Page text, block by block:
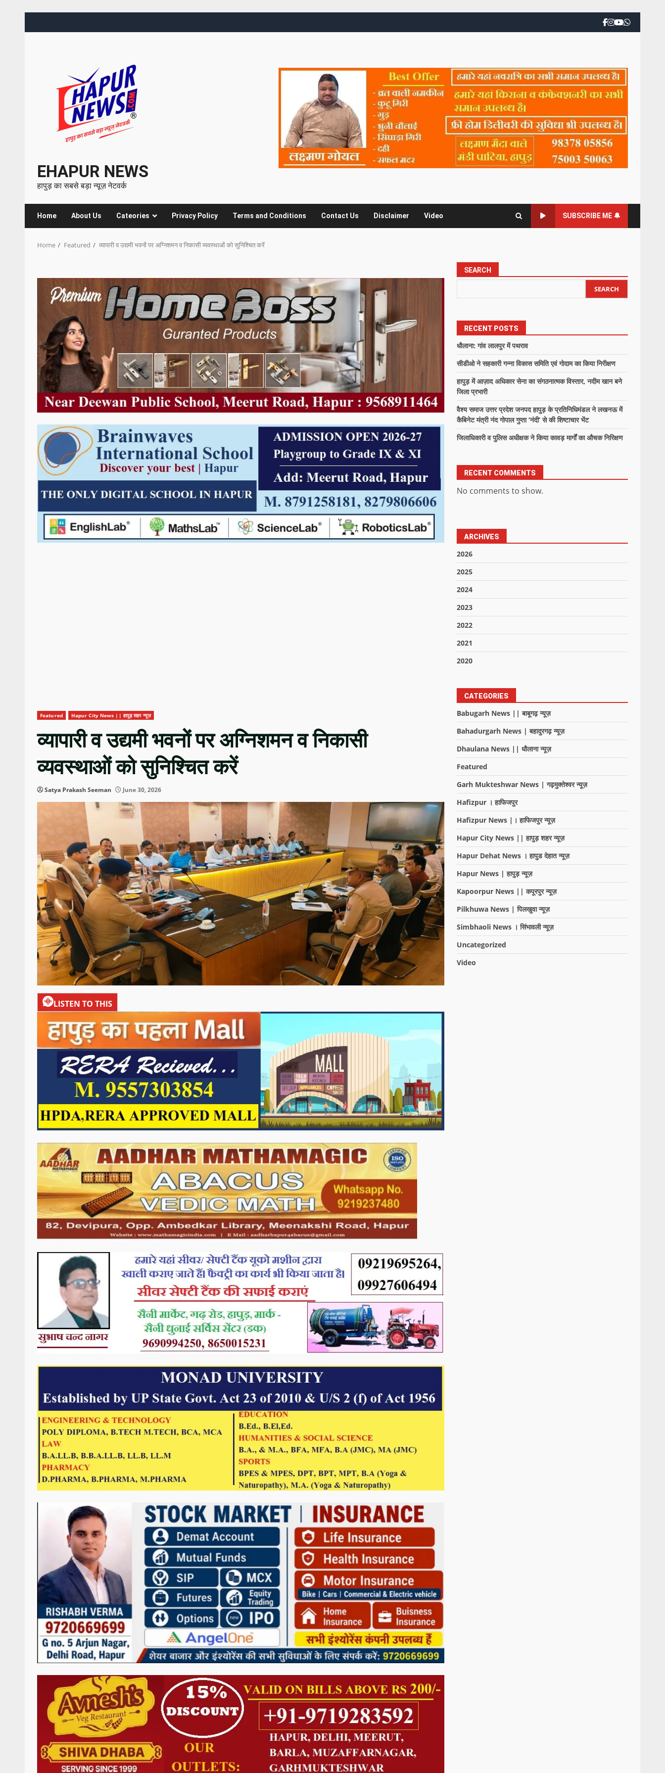
EHAPUR NEWS
हापुड़ का सबसे बड़ा न्यूज़ नेटवर्क
Home About Us Cateories Privacy Policy Terms and Conditions Contact Us Disclaimer Video SUBSCRIBE ME 🔔
Home Featured व्यापारी व उद्यमी भवनों पर अग्निशमन व निकासी व्यवस्थाओं को सुनिश्चित करें
Featured Hapur City News || हापुड़ शहर न्यूज़
व्यापारी व उद्यमी भवनों पर अग्निशमन व निकासी
व्यवस्थाओं को सुनिश्चित करें
Satya Prakash Seeman June 30, 2026
LISTEN TO THIS
SEARCH
SEARCH
RECENT POSTS
धौलाना: गांव लालपुर में पथराव
सीडीओ ने सहकारी गन्ना विकास समिति एवं गोदाम का किया निरीक्षण
हापुड़ में आज़ाद अधिकार सेना का संगठनात्मक विस्तार, नदीम खान बने
जिला प्रभारी
वैश्य समाज उत्तर प्रदेश जनपद हापुड़ के प्रतिनिधिमंडल ने लखनऊ में
कैबिनेट मंत्री नंद गोपाल गुप्ता ‘नंदी’ से की शिष्टाचार भेंट
जिलाधिकारी व पुलिस अधीक्षक ने किया कावड़ मार्गों का औचक निरिक्षण
RECENT COMMENTS
No comments to show.
ARCHIVES
2026
2025
2024
2023
2022
2021
2020
CATEGORIES
Babugarh News || बाबूगढ़ न्यूज़
Bahadurgarh News | बहादुरगढ़ न्यूज़
Dhaulana News || धौलाना न्यूज़
Featured
Garh Mukteshwar News | गढ़मुक्तेश्वर न्यूज़
Hafizpur । हाफिजपुर
Hafizpur News |। हाफिजपुर न्यूज़
Hapur City News || हापुड़ शहर न्यूज़
Hapur Dehat News । हापुड देहात न्यूज़
Hapur News | हापुड़ न्यूज़
Kapoorpur News || कपूरपुर न्यूज़
Pilkhuwa News | पिलखुवा न्यूज़
Simbhaoli News । सिंभावली न्यूज़
Uncategorized
Video